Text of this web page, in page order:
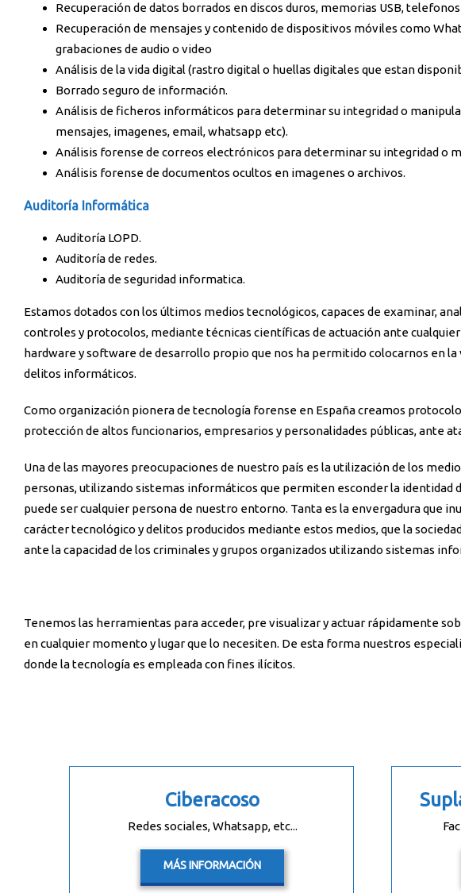
Recuperación de datos borrados en discos duros, memorias USB,
Recuperación de mensajes y contenido de dispositivos móviles como
grabaciones de audio o video
Análisis de la vida digital (rastro digital o huellas digitales que estan
Borrado seguro de información.
Análisis de ficheros informáticos para determinar su integridad o
mensajes, imagenes, email, whatsapp etc).
Análisis forense de correos electrónicos para determinar su integridad o
Análisis forense de documentos ocultos en imagenes o archivos.
Auditoría Informática
Auditoría LOPD.
Auditoría de redes.
Auditoría de seguridad informatica.
Estamos dotados con los últimos medios tecnológicos, capaces de examinar,
controles y protocolos, mediante técnicas científicas de actuación ante
hardware y software de desarrollo propio que nos ha permitido colocarnos en
delitos informáticos.
Como organización pionera de tecnología forense en España creamos
protección de altos funcionarios, empresarios y personalidades públicas, ante
Una de las mayores preocupaciones de nuestro país es la utilización de los
personas, utilizando sistemas informáticos que permiten esconder la identidad
puede ser cualquier persona de nuestro entorno. Tanta es la envergadura que
carácter tecnológico y delitos producidos mediante estos medios, que la
ante la capacidad de los criminales y grupos organizados utilizando sistemas
Tenemos las herramientas para acceder, pre visualizar y actuar rápidamente
en cualquier momento y lugar que lo necesiten. De esta forma nuestros
donde la tecnología es empleada con fines ilícitos.
Ciberacoso
Redes sociales, Whatsapp, etc...
MÁS INFORMACIÓN